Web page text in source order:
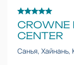
CROWNE
CENTER
Санья, Хайнань,